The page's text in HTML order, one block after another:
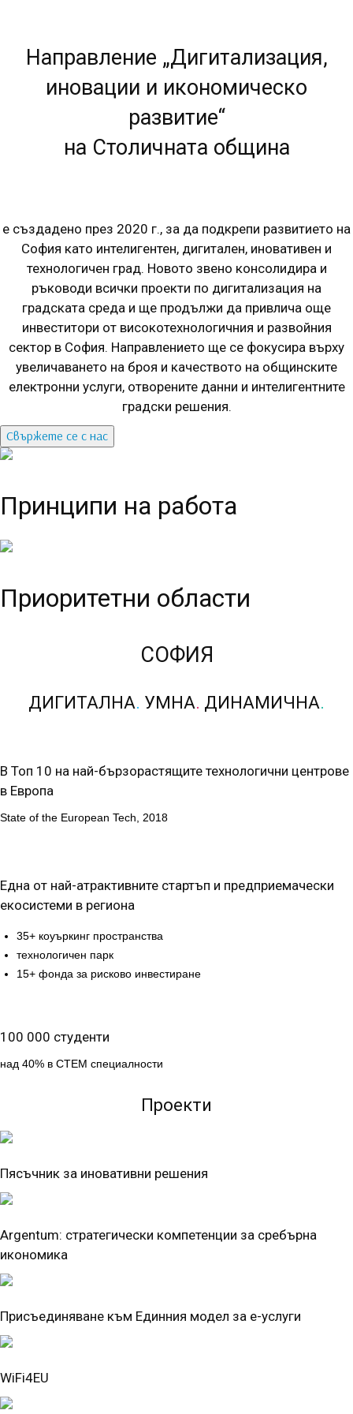
Направление „Дигитализация,
иновации и икономическо
развитие“
на Столичната община
е създадено през 2020 г., за да подкрепи развитието на
София като интелигентен, дигитален, иновативен и
технологичен град. Новото звено консолидира и
ръководи всички проекти по дигитализация на
градската среда и ще продължи да привлича още
инвеститори от високотехнологичния и развойния
сектор в София. Направлението ще се фокусира върху
увеличаването на броя и качеството на общинските
електронни услуги, отворените данни и интелигентните
градски решения.
Свържете се с нас
Принципи на работа
Приоритетни области
СОФИЯ
ДИГИТАЛНА. УМНА. ДИНАМИЧНА.
В Топ 10 на най-бързорастящите технологични центрове
в Европа
State of the European Tech, 2018
Една от най-атрактивните стартъп и предприемачески
екосистеми в региона
35+ коуъркинг пространства
технологичен парк
15+ фонда за рисково инвестиране
100 000 студенти
над 40% в СТЕМ специалности
Проекти
Пясъчник за иновативни решения
Argentum: стратегически компетенции за сребърна
икономика
Присъединяване към Единния модел за е-услуги
WiFi4EU